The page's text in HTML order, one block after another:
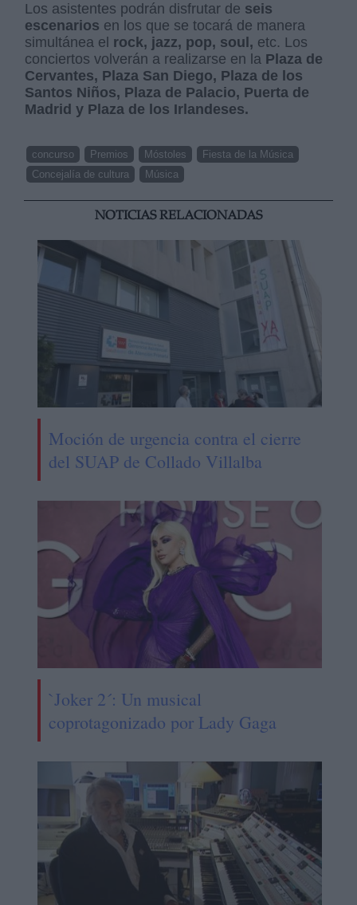
Los asistentes podrán disfrutar de seis
escenarios en los que se tocará de manera
simultánea el rock, jazz, pop, soul, etc. Los
conciertos volverán a realizarse en la Plaza de
Cervantes, Plaza San Diego, Plaza de los
Santos Niños, Plaza de Palacio, Puerta de
Madrid y Plaza de los Irlandeses.
concurso Premios Móstoles
Fiesta de la Música
Concejalía de cultura
Música
NOTICIAS RELACIONADAS
Moción de urgencia contra el cierre
del SUAP de Collado Villalba
`Joker 2´: Un musical
coprotagonizado por Lady Gaga